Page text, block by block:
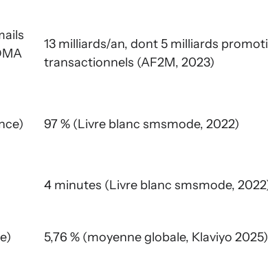
13 milliards/an, dont 5 milliards
transactionnels (AF2M, 2023)
97 % (Livre blanc smsmode, 2022)
4 minutes (Livre blanc smsmode,
5,76 % (moyenne globale, Klaviyo 2025)